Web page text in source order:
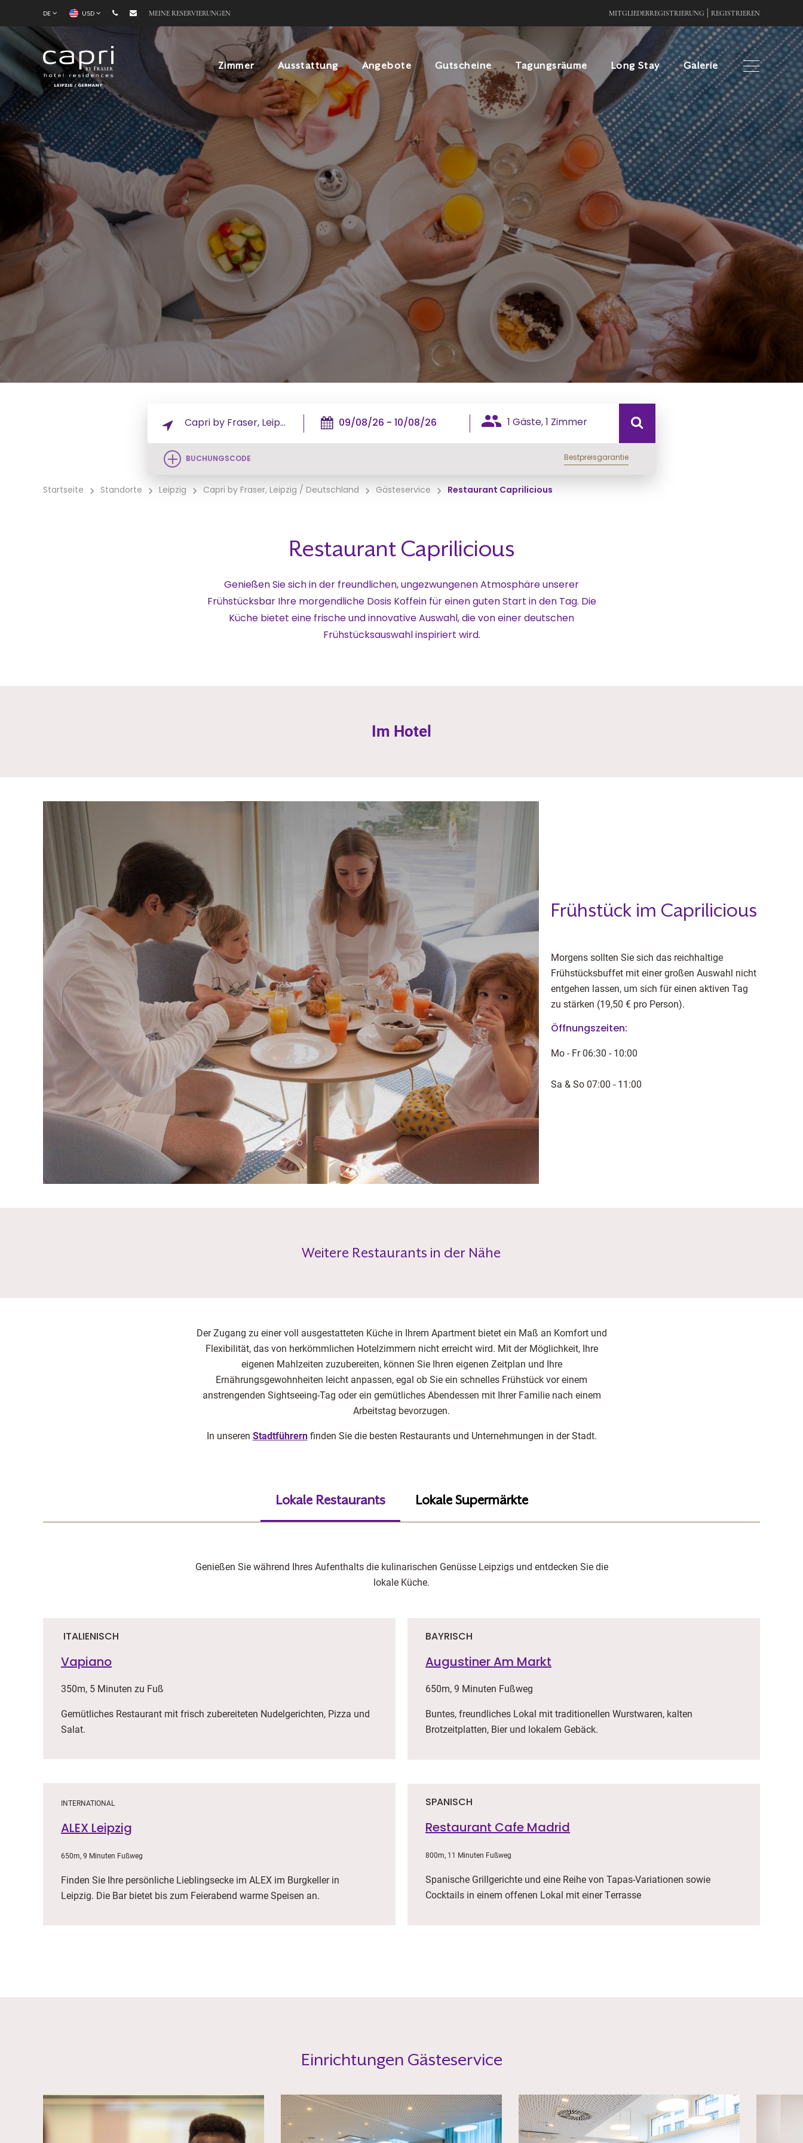
DE USD MEINE RESERVIERUNGEN MITGLIEDERREGISTRIERUNG REGISTRIEREN
Zimmer Ausstattung Angebote Gutscheine Tagungsräume Long Stay Galerie
1 Gäste, 1 Zimmer
BUCHUNGSCODE Bestpreisgarantie
Startseite Standorte Leipzig Capri by Fraser, Leipzig / Deutschland Gästeservice Restaurant Caprilicious
Restaurant Caprilicious
Genießen Sie sich in der freundlichen, ungezwungenen Atmosphäre unserer
Frühstücksbar Ihre morgendliche Dosis Koffein für einen guten Start in den Tag. Die
Küche bietet eine frische und innovative Auswahl, die von einer deutschen
Frühstücksauswahl inspiriert wird.
Im Hotel
Frühstück im Caprilicious
Morgens sollten Sie sich das reichhaltige
Frühstücksbuffet mit einer großen Auswahl nicht
entgehen lassen, um sich für einen aktiven Tag
zu stärken (19,50 € pro Person).
Öffnungszeiten:
Mo - Fr 06:30 - 10:00
Sa & So 07:00 - 11:00
Weitere Restaurants in der Nähe
Der Zugang zu einer voll ausgestatteten Küche in Ihrem Apartment bietet ein Maß an Komfort und
Flexibilität, das von herkömmlichen Hotelzimmern nicht erreicht wird. Mit der Möglichkeit, Ihre
eigenen Mahlzeiten zuzubereiten, können Sie Ihren eigenen Zeitplan und Ihre
Ernährungsgewohnheiten leicht anpassen, egal ob Sie ein schnelles Frühstück vor einem
anstrengenden Sightseeing-Tag oder ein gemütliches Abendessen mit Ihrer Familie nach einem
Arbeitstag bevorzugen.
In unseren Stadtführernfinden Sie die besten Restaurants und Unternehmungen in der Stadt.
Lokale Restaurants Lokale Supermärkte
Genießen Sie während Ihres Aufenthalts die kulinarischen Genüsse Leipzigs und entdecken Sie die
lokale Küche.
ITALIENISCH
Vapiano
350m, 5 Minuten zu Fuß
Gemütliches Restaurant mit frisch zubereiteten Nudelgerichten, Pizza und
Salat.
INTERNATIONAL
ALEX Leipzig
650m, 9 Minuten Fußweg
Finden Sie Ihre persönliche Lieblingsecke im ALEX im Burgkeller in
Leipzig. Die Bar bietet bis zum Feierabend warme Speisen an.
BAYRISCH
Augustiner Am Markt
650m, 9 Minuten Fußweg
Buntes, freundliches Lokal mit traditionellen Wurstwaren, kalten
Brotzeitplatten, Bier und lokalem Gebäck.
SPANISCH
Restaurant Cafe Madrid
800m, 11 Minuten Fußweg
Spanische Grillgerichte und eine Reihe von Tapas-Variationen sowie
Cocktails in einem offenen Lokal mit einer Terrasse
Einrichtungen Gästeservice